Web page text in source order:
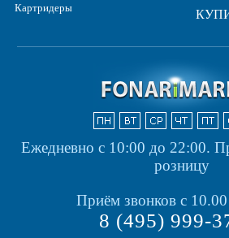
Картридеры
Ежедневно с 10:00 до 22:00.
розницу
Приём звонков с
8 (495) 999-